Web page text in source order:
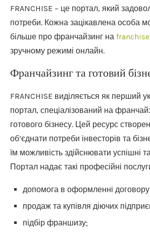
FRANCHISE – це портал, який
потреби. Кожна зацікавлена особа
більше про франчайзинг на
зручному режимі онлайн.
Франчайзинг та готовий
FRANCHISE виділяється як перший
портал, спеціалізований на
готового бізнесу. Цей ресурс
об’єднати потреби інвесторів та
їм можливість здійснювати успішні
Портал надає такі професійні
допомога в оформленні
продаж та купівля діючих
підбір франшизу;